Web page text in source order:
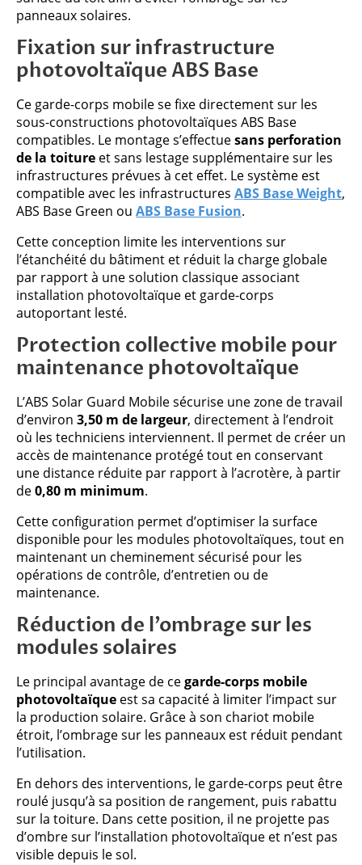
panneaux solaires.
Fixation sur infrastructure
photovoltaïque ABS Base
Ce garde-corps mobile se fixe directement sur les
sous-constructions photovoltaïques ABS Base
compatibles. Le montage s’effectuesans perforation
de la toiture et sans lestage supplémentaire sur les
infrastructures prévues à cet effet. Le système est
compatible avec les infrastructures ABS Base Weight,
ABS Base Green ou ABS Base Fusion.
Cette conception limite les interventions sur
l’étanchéité du bâtiment et réduit la charge globale
par rapport à une solution classique associant
installation photovoltaïque et garde-corps
autoportant lesté.
Protection collective mobile pour
maintenance photovoltaïque
L’ABS Solar Guard Mobile sécurise une zone de travail
d’environ 3,50 m de largeur, directement à l’endroit
où les techniciens interviennent. Il permet de créer un
accès de maintenance protégé tout en conservant
une distance réduite par rapport à l’acrotère, à partir
de0,80 m minimum.
Cette configuration permet d’optimiser la surface
disponible pour les modules photovoltaïques, tout en
maintenant un cheminement sécurisé pour les
opérations de contrôle, d’entretien ou de
maintenance.
Réduction de l’ombrage sur les
modules solaires
Le principal avantage de cegarde-corps mobile
photovoltaïque est sa capacité à limiter l’impact sur
la production solaire. Grâce à son chariot mobile
étroit, l’ombrage sur les panneaux est réduit pendant
l’utilisation.
En dehors des interventions, le garde-corps peut être
roulé jusqu’à sa position de rangement, puis rabattu
sur la toiture. Dans cette position, il ne projette pas
d’ombre sur l’installation photovoltaïque et n’est pas
visible depuis le sol.